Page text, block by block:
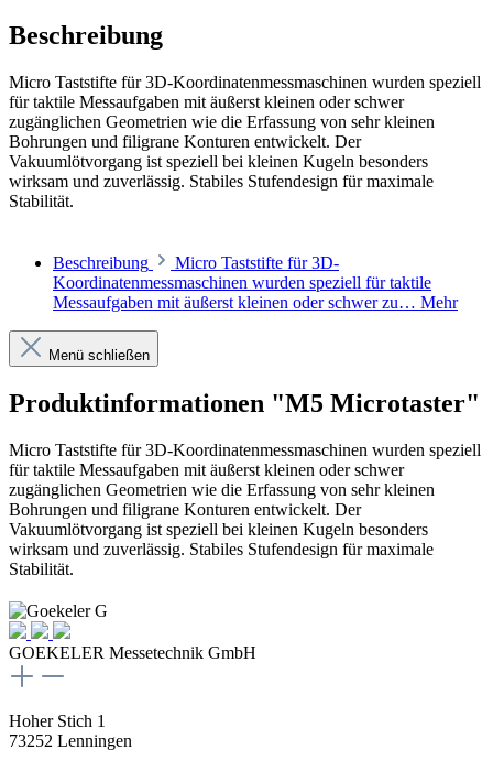
Beschreibung
Micro Taststifte für 3D-Koordinatenmessmaschinen wurden speziell
für taktile Messaufgaben mit äußerst kleinen oder schwer
zugänglichen Geometrien wie die Erfassung von sehr kleinen
Bohrungen und filigrane Konturen entwickelt. Der
Vakuumlötvorgang ist speziell bei kleinen Kugeln besonders
wirksam und zuverlässig. Stabiles Stufendesign für maximale
Stabilität.
Beschreibung
Micro Taststifte für 3D-
Koordinatenmessmaschinen wurden speziell für taktile
Messaufgaben mit äußerst kleinen oder schwer zu… Mehr
Menü schließen
Produktinformationen "M5 Microtaster"
Micro Taststifte für 3D-Koordinatenmessmaschinen wurden speziell
für taktile Messaufgaben mit äußerst kleinen oder schwer
zugänglichen Geometrien wie die Erfassung von sehr kleinen
Bohrungen und filigrane Konturen entwickelt. Der
Vakuumlötvorgang ist speziell bei kleinen Kugeln besonders
wirksam und zuverlässig. Stabiles Stufendesign für maximale
Stabilität.
GOEKELER Messetechnik GmbH
Hoher Stich 1
73252 Lenningen